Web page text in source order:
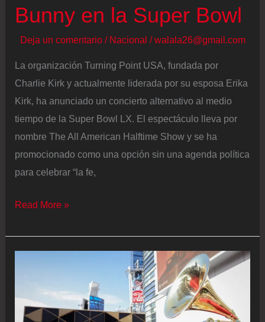
LX
Bunny en la Super Bowl
Deja un comentario / Nacional /walala26@gmail.com
La organización Turning Point USA, fundada por
Charlie Kirk y actualmente liderada por su esposa Erika
Kirk, ha anunciado un concierto alternativo al medio
tiempo de la Super Bowl LX. El espectáculo lleva por
nombre The All American Halftime Show y se ha
promocionado como una opción sin una agenda política
para celebrar “la fe,
Turning
USA
concierto
alternativo
Read More »